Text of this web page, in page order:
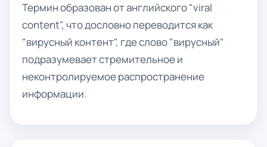
Термин образован от английского "viral
content", что дословно переводится как
"вирусный контент", где слово "вирусный"
подразумевает стремительное и
неконтролируемое распространение
информации.